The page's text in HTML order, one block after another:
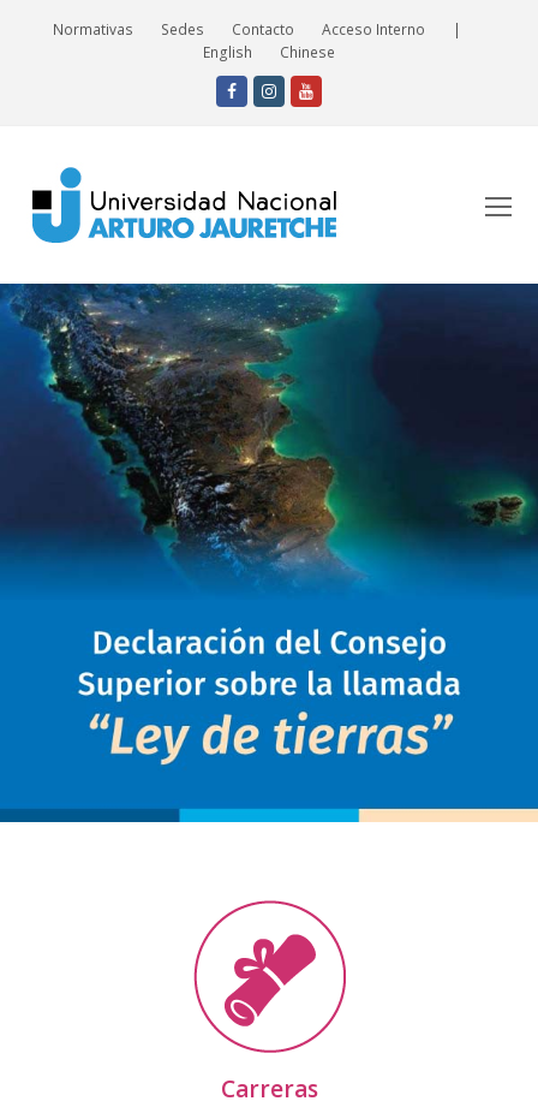
Normativas Sedes Contacto Acceso Interno
|
English
Chinese
Facebook
Instagram
Youtube
Carreras